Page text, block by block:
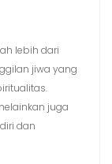
lebih dari
jiwa yang
juga
dan